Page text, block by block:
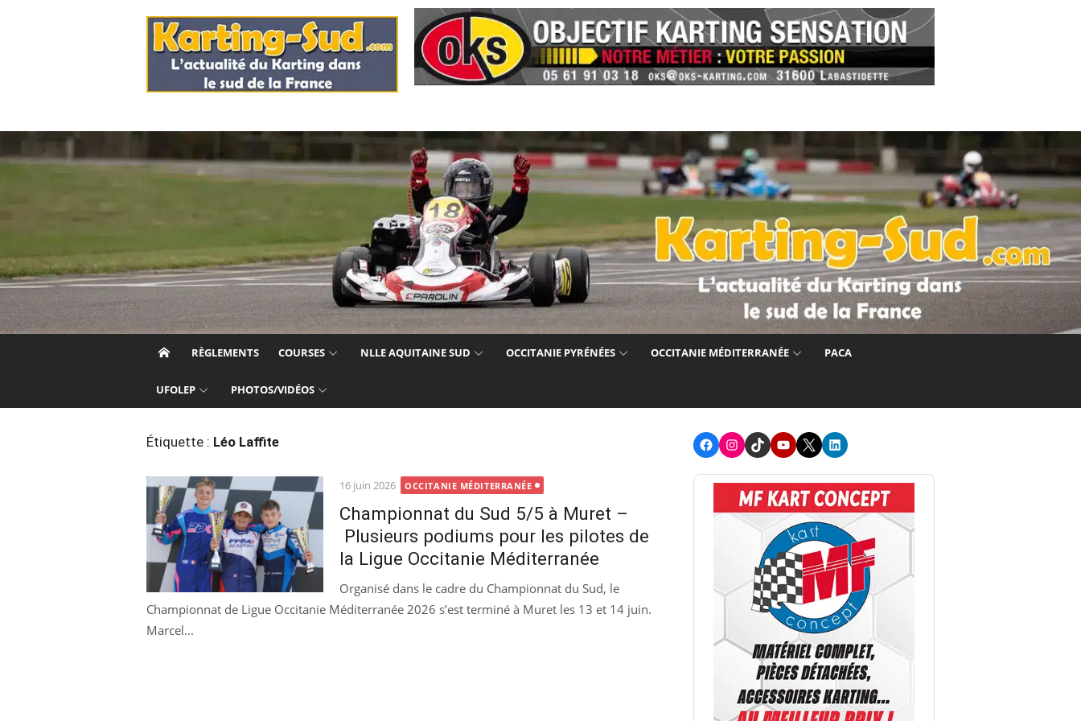
RÈGLEMENTS COURSES NLLE AQUITAINE SUD OCCITANIE PYRÉNÉES OCCITANIE MÉDITERRANÉE PACA
UFOLEP PHOTOS/VIDÉOS
Étiquette : Léo Laffite
Posted
16 juin 2026 OCCITANIE MÉDITERRANÉE
Championnat du Sud 5/5 à Muret –
Plusieurs podiums pour les pilotes de
la Ligue Occitanie Méditerranée
Organisé dans le cadre du Championnat du Sud, le
Championnat de Ligue Occitanie Méditerranée 2026 s’est terminé à Muret les 13 et 14 juin.
Marcel...
FacebookInstagram
TikTokYoutube
X LinkedIn